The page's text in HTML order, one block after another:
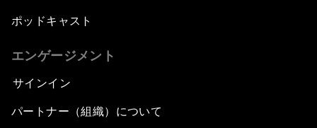
ポッドキャスト
エンゲージメント
サインイン
パートナー（組織）について